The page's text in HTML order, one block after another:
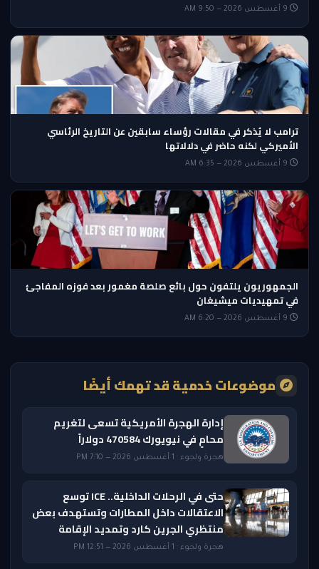
ترامب لا يُذكر في مقالات رؤساء سابقين عن التاريخ الرئاسي
الأميركي لكنه حاضر في دلالاتها
الجمهوريون يلتفون حول بائع صلصة مغمور بعد فوزه المفاجئ
في تمهيديات ميشيغان
موضوعات خدمية قد تهمك أيضًا
إدارة الهجرة الأمريكية تسعى لتغريم
محامٍ في نيويورك 470584 دولاراً
هجرة ولجوء · 1 أغسطس 2026 — 7:10 PM
حتى في الرحلات الداخلية.. ICE توسع
الاعتقالات داخل المطارات وتستهدف بعض
منتظري الجرين كارد وتمديد الإقامة
هجرة ولجوء · 1 أغسطس 2026 — 12:51 PM